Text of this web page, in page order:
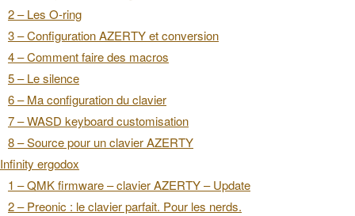
2 – Les O-ring
3 – Configuration AZERTY et conversion
4 – Comment faire des macros
5 – Le silence
6 – Ma configuration du clavier
7 – WASD keyboard customisation
8 – Source pour un clavier AZERTY
Infinity ergodox
1 – QMK firmware – clavier AZERTY – Update
2 – Preonic : le clavier parfait. Pour les nerds.